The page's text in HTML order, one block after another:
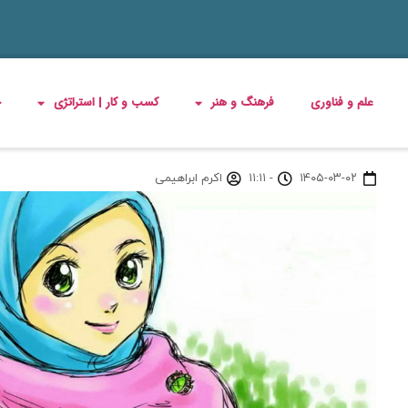
علم و فناوری فرهنگ و هنر کسب و کار | استراتژی
۱۴۰۵-۰۳-۰۲ - ۱۱:۱۱ اکرم ابراهیمی